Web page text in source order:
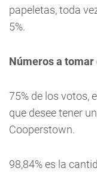
papeletas, toda
5%.
Números a tomar
75% de los votos,
que desee tener
Cooperstown.
98,84% es la